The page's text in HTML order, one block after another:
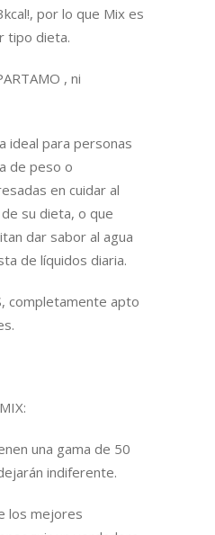
por lo que Mix es
tipo dieta.
, ni
ideal para personas
de peso o
en cuidar al
su dieta, o que
dar sabor al agua
de líquidos diaria.
completamente apto
una gama de 50
indiferente.
los mejores